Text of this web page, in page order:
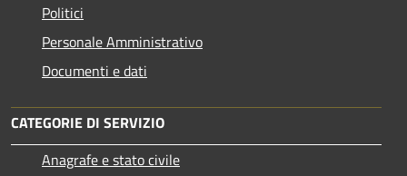
Politici
Personale Amministrativo
Documenti e dati
CATEGORIE DI SERVIZIO
Anagrafe e stato civile